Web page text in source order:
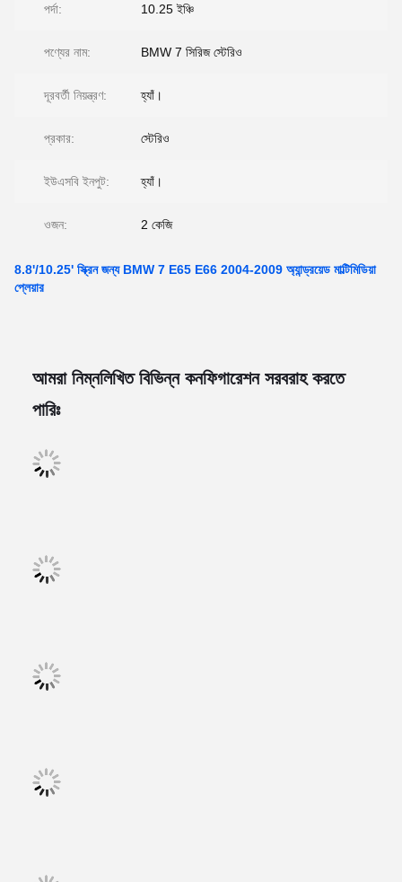
পর্দা: 10.25 ইঞ্চি
পণ্যের নাম: BMW 7 সিরিজ স্টেরিও
দূরবর্তী নিয়ন্ত্রণ: হ্যাঁ।
প্রকার: স্টেরিও
ইউএসবি ইনপুট: হ্যাঁ।
ওজন: 2 কেজি
8.8'/10.25' স্ক্রিন জন্য BMW 7 E65 E66 2004-2009 অ্যান্ড্রয়েড মাল্টিমিডিয়া
প্লেয়ার
আমরা নিম্নলিখিত বিভিন্ন কনফিগারেশন সরবরাহ করতে
পারিঃ